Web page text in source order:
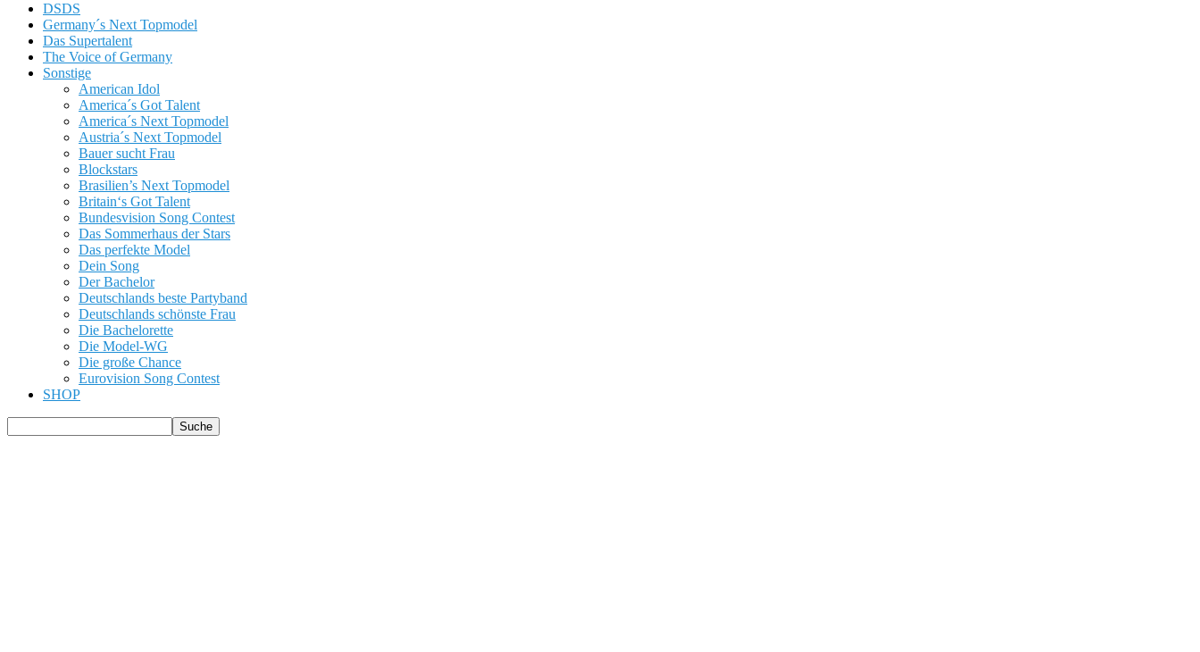
DSDS
Germany´s Next Topmodel
Das Supertalent
The Voice of Germany
Sonstige
American Idol
America´s Got Talent
America´s Next Topmodel
Austria´s Next Topmodel
Bauer sucht Frau
Blockstars
Brasilien’s Next Topmodel
Britain‘s Got Talent
Bundesvision Song Contest
Das Sommerhaus der Stars
Das perfekte Model
Dein Song
Der Bachelor
Deutschlands beste Partyband
Deutschlands schönste Frau
Die Bachelorette
Die Model-WG
Die große Chance
Eurovision Song Contest
SHOP